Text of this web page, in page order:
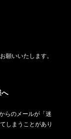
願いいたします。
らのメールが「迷
しまうことがあり